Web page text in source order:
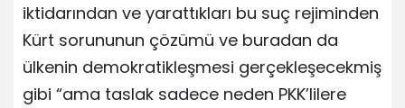
iktidarından ve yarattıkları bu suç rejiminden
Kürt sorununun çözümü ve buradan da
ülkenin demokratikleşmesi gerçekleşecekmiş
gibi “ama taslak sadece neden PKK’lilere